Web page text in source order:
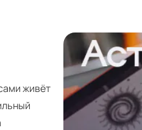
живёт